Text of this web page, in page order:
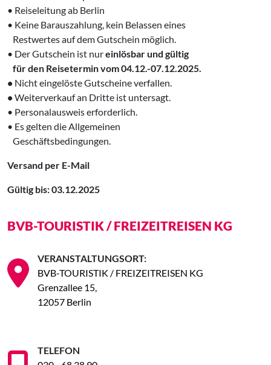
• Reiseleitung ab Berlin
• Keine Barauszahlung, kein ‍Belassen eines
‌ Restwertes auf dem Gutschein möglich.
• Der Gutschein ist nureinlösbar und gültig
‌ für den Reisetermin vom 04.12.-07.12.2025.
• Nicht eingelöste Gutscheine verfallen.
• Weiterverkauf an Dritte ist untersagt.
• Personalausweis erforderlich.
• Es gelten die Allgemeinen
‍ Geschäftsbedingungen.
Versand per E-Mail
Gültig bis: 03.12.2025
BVB-TOURISTIK / FREIZEITREISEN KG
VERANSTALTUNGSORT:
BVB-TOURISTIK / FREIZEITREISEN KG
Grenzallee 15,
12057 Berlin
TELEFON